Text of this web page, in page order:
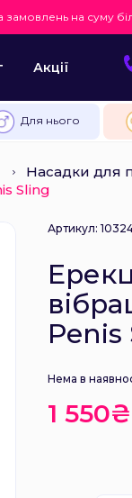
замовлень на суму
Акції
Для нього
Насадки для
Sling
Артикул:
Penis
Нема в
1 550₴